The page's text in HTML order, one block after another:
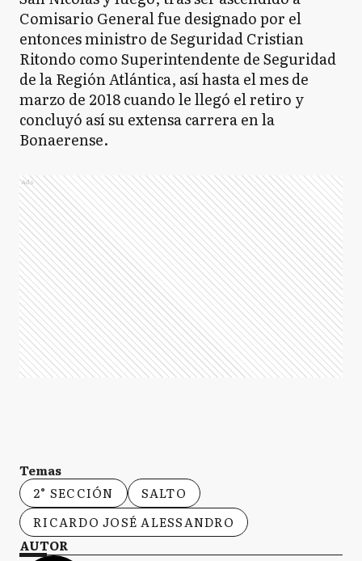
Comisario General fue designado por el
entonces ministro de Seguridad Cristian
Ritondo como Superintendente de Seguridad
de la Región Atlántica, así hasta el mes de
marzo de 2018 cuando le llegó el retiro y
concluyó así su extensa carrera en la
Bonaerense.
Ads
Temas
2° SECCIÓN
SALTO
RICARDO JOSÉ ALESSANDRO
AUTOR